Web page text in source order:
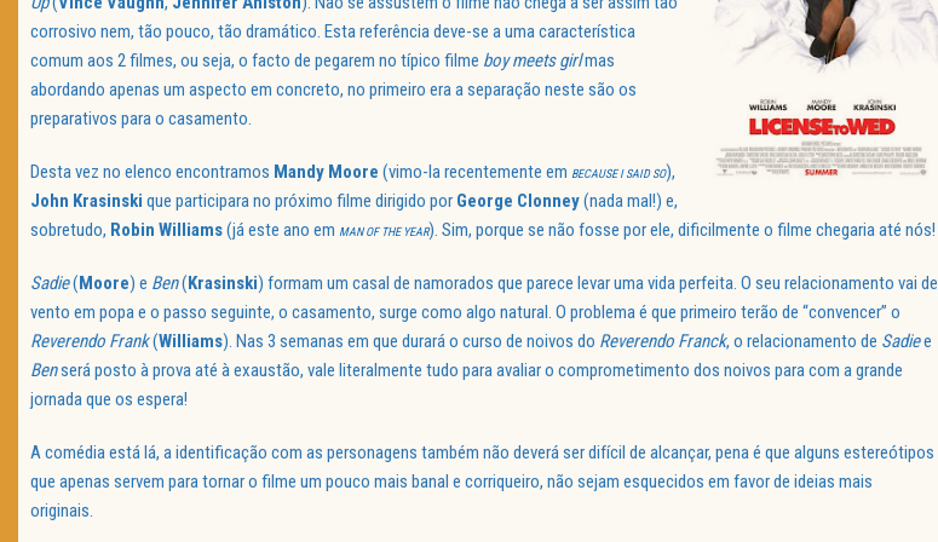
corrosivo nem, tão pouco, tão dramático. Esta referência deve-se a uma característica
comum aos 2 filmes, ou seja, o facto de pegarem no típico filme boy meets girlmas
abordando apenas um aspecto em concreto, no primeiro era a separação neste são os
preparativos para o casamento.
Desta vez no elenco encontramos Mandy Moore (vimo-la recentemente em BECAUSE I SAID SO),
John Krasinski que participara no próximo filme dirigido por George Clonney(nada mal!) e,
sobretudo, Robin Williams(já este ano em MAN OF THE YEAR). Sim, porque se não fosse por ele, dificilmente o filme chegaria até nós!
Sadie(Moore) e Ben(Krasinski) formam um casal de namorados que parece levar uma vida perfeita. O seu relacionamento vai de
vento em popa e o passo seguinte, o casamento, surge como algo natural. O problema é que primeiro terão de “convencer” o
Reverendo Frank(Williams). Nas 3 semanas em que durará o curso de noivos do Reverendo Franck, o relacionamento de Sadiee
Benserá posto à prova até à exaustão, vale literalmente tudo para avaliar o comprometimento dos noivos para com a grande
jornada que os espera!
A comédia está lá, a identificação com as personagens também não deverá ser difícil de alcançar, pena é que alguns estereótipos
que apenas servem para tornar o filme um pouco mais banal e corriqueiro, não sejam esquecidos em favor de ideias mais
originais.